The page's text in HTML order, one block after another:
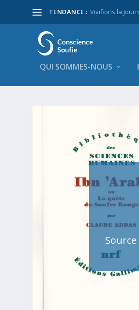
TENDANCE : Vivifions la
QUI SOMMES-NOUS
Source